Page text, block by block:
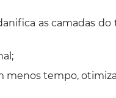
as camadas
menos tempo,